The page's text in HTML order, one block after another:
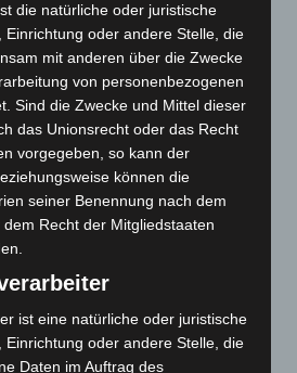
die natürliche oder juristische
Einrichtung oder andere Stelle, die
mit anderen über die Zwecke
von personenbezogenen
Sind die Zwecke und Mittel dieser
das Unionsrecht oder das Recht
vorgegeben, so kann der
können die
seiner Benennung nach dem
Recht der Mitgliedstaaten
ist eine natürliche oder juristische
Einrichtung oder andere Stelle, die
Daten im Auftrag des